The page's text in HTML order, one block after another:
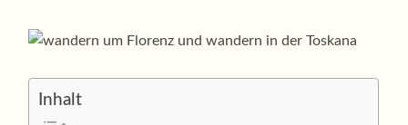
Inhalt